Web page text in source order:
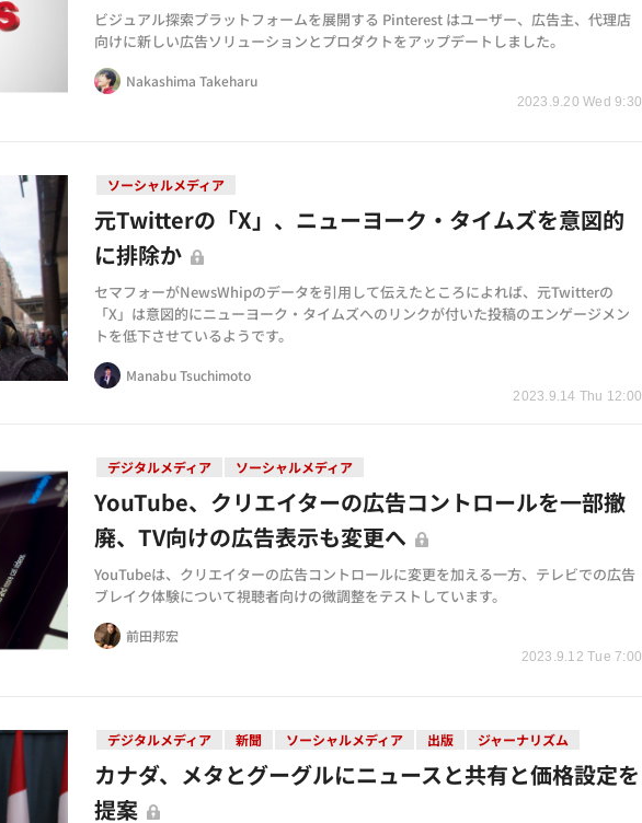
2023.9.20 Wed 9:30
ビジュアル探索プラットフォームを展開する Pinterest はユーザー、広告主、代理店
向けに新しい広告ソリューションとプロダクトをアップデートしました。
Nakashima Takeharu
ソーシャルメディア
2023.9.14 Thu 12:00
元Twitterの「X」、ニューヨーク・タイムズを意図的
に排除か
セマフォーがNewsWhipのデータを引用して伝えたところによれば、元Twitterの
「X」は意図的にニューヨーク・タイムズへのリンクが付いた投稿のエンゲージメン
トを低下させているようです。
Manabu Tsuchimoto
デジタルメディア ソーシャルメディア
2023.9.12 Tue 7:00
YouTube、クリエイターの広告コントロールを一部撤
廃、TV向けの広告表示も変更へ
YouTubeは、クリエイターの広告コントロールに変更を加える一方、テレビでの広告
ブレイク体験について視聴者向けの微調整をテストしています。
前田邦宏
デジタルメディア 新聞 ソーシャルメディア 出版 ジャーナリズム
カナダ、メタとグーグルにニュースと共有と価格設定を
提案